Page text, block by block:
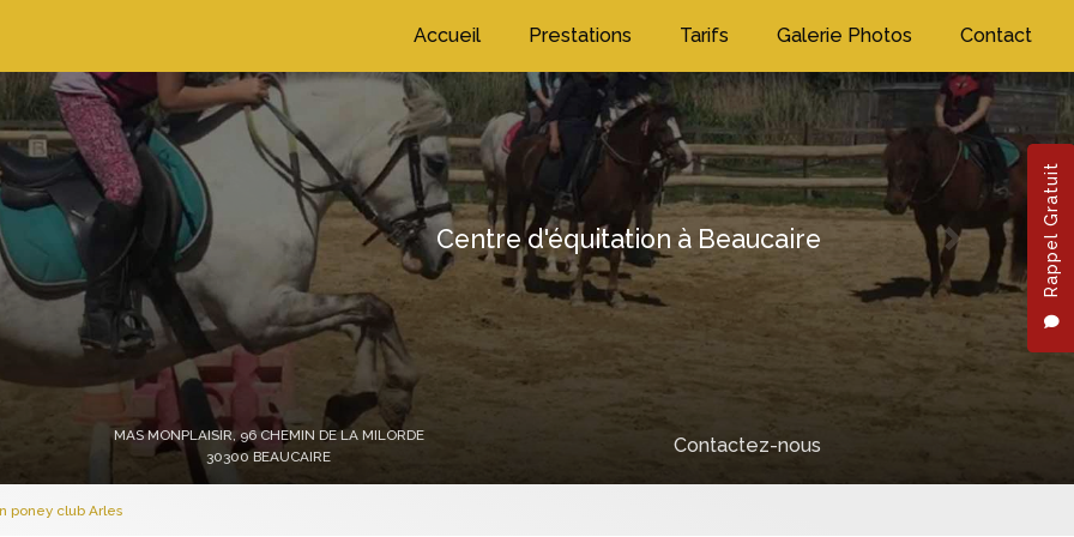
Rappel Gratuit
Accueil Prestations Tarifs Galerie Photos Contact
Centre d'équitation à Beaucaire
MAS MONPLAISIR, 96 CHEMIN DE LA MILORDE
30300 BEAUCAIRE
Contactez-nous
Next
poney club Arles